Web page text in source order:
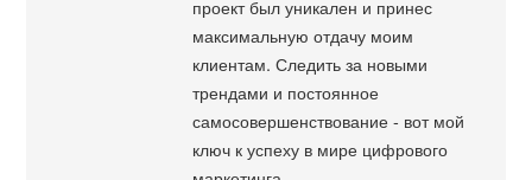
проект был уникален и принес
максимальную отдачу моим
клиентам. Следить за новыми
трендами и постоянное
самосовершенствование - вот мой
ключ к успеху в мире цифрового